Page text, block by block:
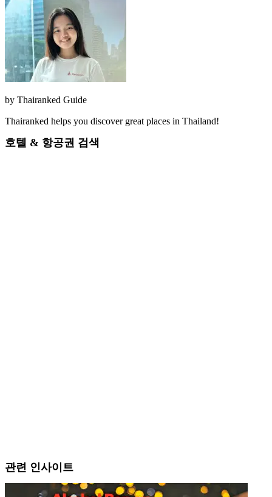
by Thairanked Guide
Thairanked helps you discover great places in Thailand!
호텔 & 항공권 검색
관련 인사이트